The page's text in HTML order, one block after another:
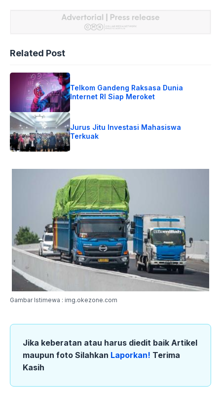
Related Post
Telkom Gandeng Raksasa Dunia
Internet RI Siap Meroket
Jurus Jitu Investasi Mahasiswa
Terkuak
Gambar Istimewa : img.okezone.com
Jika keberatan atau harus diedit baik Artikel
maupun foto Silahkan Laporkan! Terima
Kasih